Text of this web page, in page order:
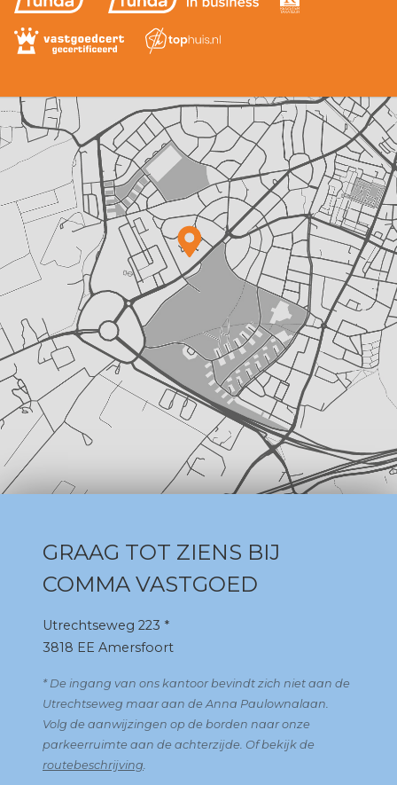
GRAAG TOT ZIENS BIJ
COMMA VASTGOED
Utrechtseweg 223 *
3818 EE Amersfoort
* De ingang van ons kantoor bevindt zich niet aan de
Utrechtseweg maar aan de Anna Paulownalaan.
Volg de aanwijzingen op de borden naar onze
parkeerruimte aan de achterzijde. Of bekijk de
routebeschrijving.